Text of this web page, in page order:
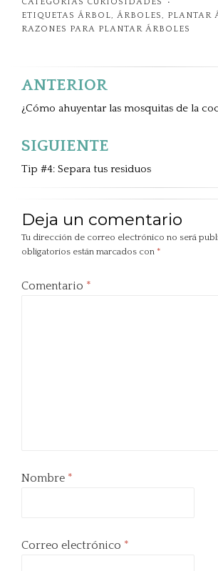
ETIQUETAS ÁRBOL, ÁRBOLES, PLANTAR
RAZONES PARA PLANTAR ÁRBOLES
Navegación
de
entradas
ANTERIOR
¿Cómo ahuyentar las mosquitas de la
SIGUIENTE
Tip #4: Separa tus residuos
Deja un comentario
Tu dirección de correo electrónico no será
obligatorios están marcados con *
Comentario *
Nombre *
Correo electrónico *